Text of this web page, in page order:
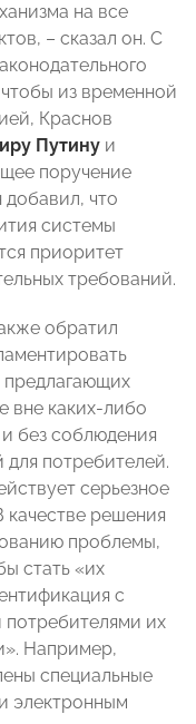
на все
– сказал он. С
из временной
Краснов
Путину и
поручение
добавил, что
системы
приоритет
требований.
обратил
предлагающих
вне каких-либо
без соблюдения
для потребителей.
серьезное
качестве решения
проблемы,
стать «их
с
их
Например,
специальные
электронным